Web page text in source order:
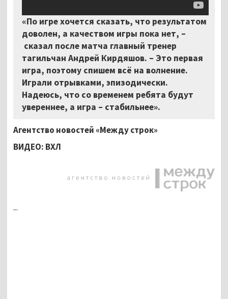
«По игре хочется сказать, что результатом
доволен, а качеством игры пока нет, –
сказал после матча главный тренер
тагильчан Андрей Кирдяшов. – Это первая
игра, поэтому спишем всё на волнение.
Играли отрывками, эпизодически.
Надеюсь, что со временем ребята будут
увереннее, а игра – стабильнее».
Агентство новостей «Между строк»
ВИДЕО: ВХЛ
...